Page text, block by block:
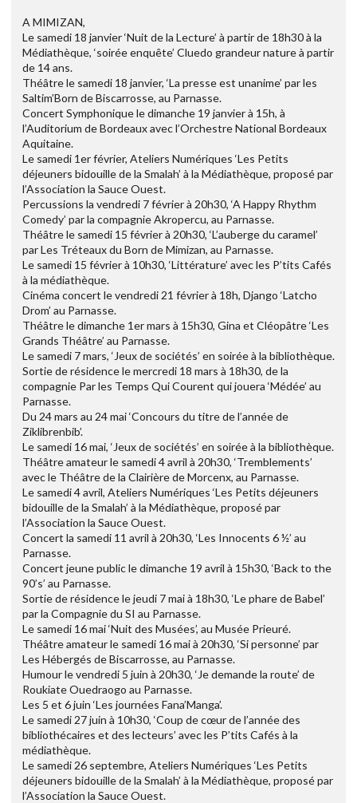
A MIMIZAN,
Le samedi 18 janvier ‘Nuit de la Lecture’ à partir de 18h30 à la
Médiathèque, ‘soirée enquête’ Cluedo grandeur nature à partir
de 14 ans.
Théâtre le samedi 18 janvier, ‘La presse est unanime’ par les
Saltim’Born de Biscarrosse, au Parnasse.
Concert Symphonique le dimanche 19 janvier à 15h, à
l’Auditorium de Bordeaux avec l’Orchestre National Bordeaux
Aquitaine.
Le samedi 1er février, Ateliers Numériques ‘Les Petits
déjeuners bidouille de la Smalah’ à la Médiathèque, proposé par
l’Association la Sauce Ouest.
Percussions la vendredi 7 février à 20h30, ‘A Happy Rhythm
Comedy’ par la compagnie Akropercu, au Parnasse.
Théâtre le samedi 15 février à 20h30, ‘L’auberge du caramel’
par Les Tréteaux du Born de Mimizan, au Parnasse.
Le samedi 15 février à 10h30, ‘Littérature’ avec les P’tits Cafés
à la médiathèque.
Cinéma concert le vendredi 21 février à 18h, Django ‘Latcho
Drom’ au Parnasse.
Théâtre le dimanche 1er mars à 15h30, Gina et Cléopâtre ‘Les
Grands Théâtre’ au Parnasse.
Le samedi 7 mars, ‘Jeux de sociétés’ en soirée à la bibliothèque.
Sortie de résidence le mercredi 18 mars à 18h30, de la
compagnie Par les Temps Qui Courent qui jouera ‘Médée’ au
Parnasse.
Du 24 mars au 24 mai ‘Concours du titre de l’année de
Ziklibrenbib’.
Le samedi 16 mai, ‘Jeux de sociétés’ en soirée à la bibliothèque.
Théâtre amateur le samedi 4 avril à 20h30, ‘Tremblements’
avec le Théâtre de la Clairière de Morcenx, au Parnasse.
Le samedi 4 avril, Ateliers Numériques ‘Les Petits déjeuners
bidouille de la Smalah’ à la Médiathèque, proposé par
l’Association la Sauce Ouest.
Concert la samedi 11 avril à 20h30, ‘Les Innocents 6 ½’ au
Parnasse.
Concert jeune public le dimanche 19 avril à 15h30, ‘Back to the
90’s’ au Parnasse.
Sortie de résidence le jeudi 7 mai à 18h30, ‘Le phare de Babel’
par la Compagnie du SI au Parnasse.
Le samedi 16 mai ‘Nuit des Musées’, au Musée Prieuré.
Théâtre amateur le samedi 16 mai à 20h30, ‘Si personne’ par
Les Hébergés de Biscarrosse, au Parnasse.
Humour le vendredi 5 juin à 20h30, ‘Je demande la route’ de
Roukiate Ouedraogo au Parnasse.
Les 5 et 6 juin ‘Les journées Fana’Manga’.
Le samedi 27 juin à 10h30, ‘Coup de cœur de l’année des
bibliothécaires et des lecteurs’ avec les P’tits Cafés à la
médiathèque.
Le samedi 26 septembre, Ateliers Numériques ‘Les Petits
déjeuners bidouille de la Smalah’ à la Médiathèque, proposé par
l’Association la Sauce Ouest.